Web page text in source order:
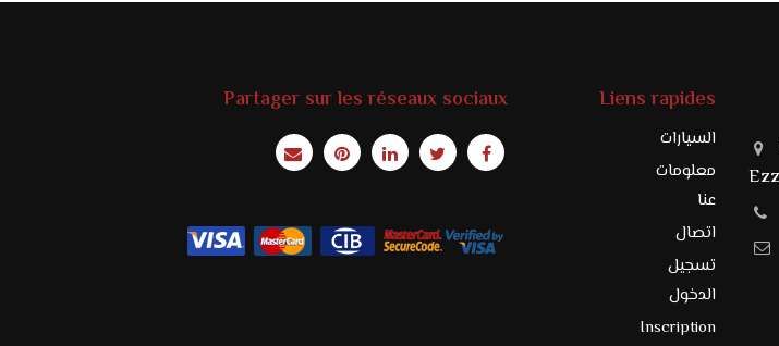
Liens rapides
السيارات
معلومات
عنا
اتصال
تسجيل
الدخول
Inscription
Partager sur les réseaux sociaux